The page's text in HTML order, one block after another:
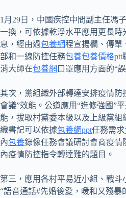
1月29日，中國疾控中間副主任馮
一換，可依據乾淨水平應用更長時
息，經由過包養網程宣揚欄、傳單
部和一線防控任務包養包養價格ptt
消大師在包養網 口罩應用方面的“
其次，黨組織外部轉達安排疫情防
會議”效能。公道應用“進修強國”
能，拔取村黨委本級以及上級黨組
織書記可以依據包養網ppt任務需求
內包養錄像任務會議研討會商疫情
內疫情防控指令轉達難的題目。
第三，應用各村平易近小組、戰斗
“語音通話#先婚後愛，暖和又殘暴